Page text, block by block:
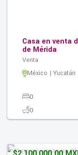
Casa en venta
de Mérida
Venta
México | Yucatán
0
0